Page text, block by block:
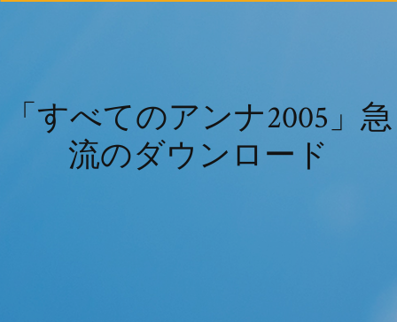
「すべてのアンナ2005」急
流のダウンロード